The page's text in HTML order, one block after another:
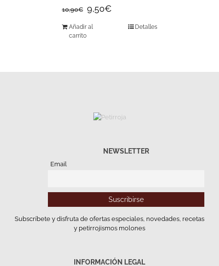
10,90€ 9,50€
Añadir al
carrito
Detalles
NEWSLETTER
Email
Subscríbete y disfruta de ofertas especiales, novedades, recetas
y petirrojismos molones
INFORMACIÓN LEGAL